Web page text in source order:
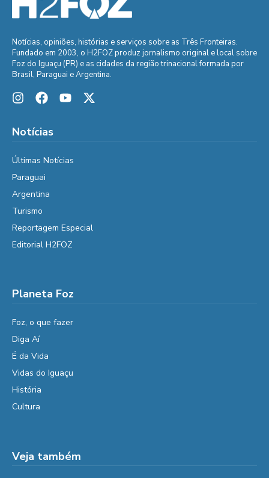
Notícias, opiniões, histórias e serviços sobre as Três Fronteiras.
Fundado em 2003, o H2FOZ produz jornalismo original e local sobre
Foz do Iguaçu (PR) e as cidades da região trinacional formada por
Brasil, Paraguai e Argentina.
Notícias
Últimas Notícias
Paraguai
Argentina
Turismo
Reportagem Especial
Editorial H2FOZ
Planeta Foz
Foz, o que fazer
Diga Aí
É da Vida
Vidas do Iguaçu
História
Cultura
Veja também